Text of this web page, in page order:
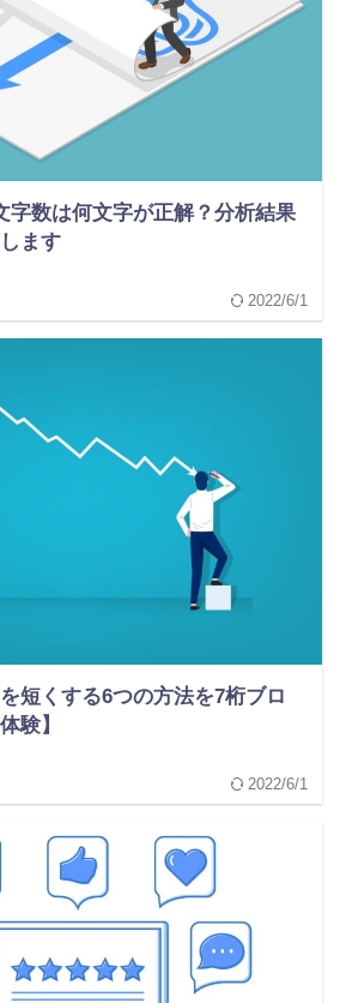
字数は何文字が正解？分析結果
ます
2022/6/1
短くする6つの方法を7桁ブロ
験】
2022/6/1